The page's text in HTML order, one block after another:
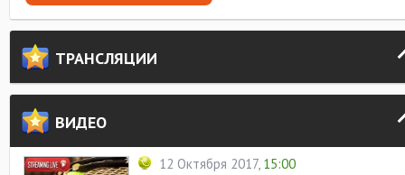
ТРАНСЛЯЦИИ
ВИДЕО
12 Октября 2017, 15:00